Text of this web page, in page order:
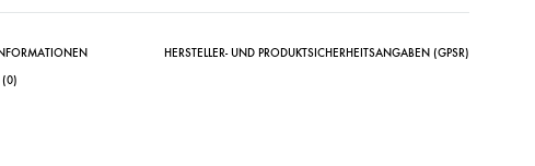
HERSTELLER- UND PRODUKTSICHERHEITSANGABEN (GPSR)
(0)